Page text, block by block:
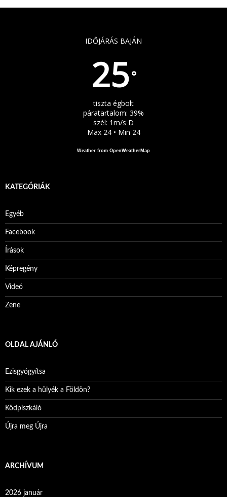
IDŐJÁRÁS BAJÁN
25°
tiszta égbolt
páratartalom: 39%
szél: 1m/s D
Max 24 • Min 24
Weather from OpenWeatherMap
KATEGÓRIÁK
Egyéb
Facebook
Írások
Képregény
Videó
Zene
OLDAL AJÁNLÓ
Ezisgyógyítsa
Kik ezek a hülyék a Földön?
Ködpiszkáló
Újra meg Újra
ARCHÍVUM
2026 január